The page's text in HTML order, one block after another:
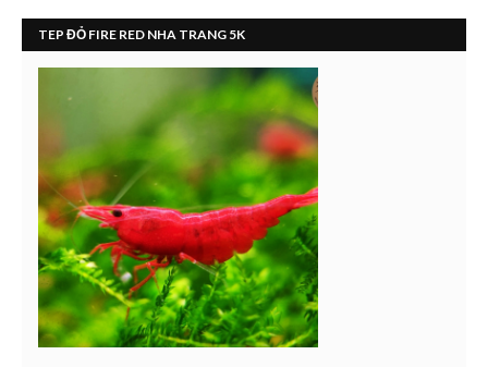
TEP ĐỎ FIRE RED NHA TRANG 5K